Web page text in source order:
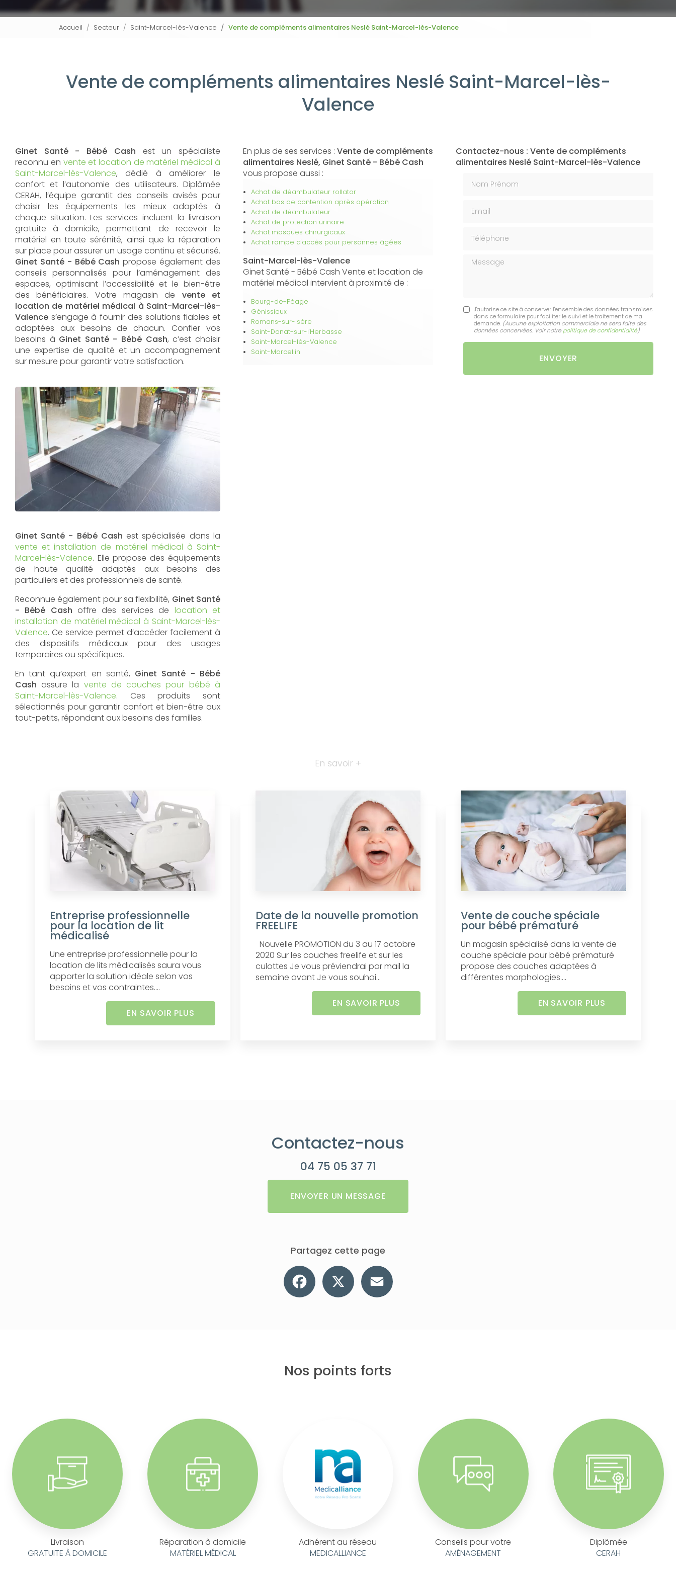
Accueil Secteur Saint-Marcel-lès-Valence Vente de compléments alimentaires Neslé Saint-Marcel-lès-Valence
Vente de compléments alimentaires Neslé Saint-Marcel-lès-
Valence
Ginet Santé - Bébé Cash est un spécialiste
reconnu en vente et location de matériel médical à
Saint-Marcel-lès-Valence, dédié à améliorer le
confort et l’autonomie des utilisateurs. Diplômée
CERAH, l’équipe garantit des conseils avisés pour
choisir les équipements les mieux adaptés à
chaque situation. Les services incluent la livraison
gratuite à domicile, permettant de recevoir le
matériel en toute sérénité, ainsi que la réparation
sur place pour assurer un usage continu et sécurisé.
Ginet Santé - Bébé Cash propose également des
conseils personnalisés pour l’aménagement des
espaces, optimisant l’accessibilité et le bien-être
des bénéficiaires. Votre magasin de vente et
location de matériel médical à Saint-Marcel-lès-
Valence s’engage à fournir des solutions fiables et
adaptées aux besoins de chacun. Confier vos
besoins à Ginet Santé - Bébé Cash, c’est choisir
une expertise de qualité et un accompagnement
sur mesure pour garantir votre satisfaction.
Ginet Santé - Bébé Cash est spécialisée dans la
vente et installation de matériel médical à Saint-
Marcel-lès-Valence. Elle propose des équipements
de haute qualité adaptés aux besoins des
particuliers et des professionnels de santé.
Reconnue également pour sa flexibilité, Ginet Santé
- Bébé Cash offre des services de location et
installation de matériel médical à Saint-Marcel-lès-
Valence. Ce service permet d’accéder facilement à
des dispositifs médicaux pour des usages
temporaires ou spécifiques.
En tant qu’expert en santé, Ginet Santé - Bébé
Cash assure la vente de couches pour bébé à
Saint-Marcel-lès-Valence. Ces produits sont
sélectionnés pour garantir confort et bien-être aux
tout-petits, répondant aux besoins des familles.
En plus de ses services : Vente de compléments
alimentaires Neslé, Ginet Santé - Bébé Cash
vous propose aussi :
Achat de déambulateur rollator
Achat bas de contention après opération
Achat de déambulateur
Achat de protection urinaire
Achat masques chirurgicaux
Achat rampe d'accès pour personnes âgées
Saint-Marcel-lès-Valence
Ginet Santé - Bébé Cash Vente et location de
matériel médical intervient à proximité de :
Bourg-de-Péage
Génissieux
Romans-sur-Isère
Saint-Donat-sur-l'Herbasse
Saint-Marcel-lès-Valence
Saint-Marcellin
Contactez-nous : Vente de compléments
alimentaires Neslé Saint-Marcel-lès-Valence
Message
J'autorise ce site à conserver l'ensemble des données transmises
dans ce formulaire pour faciliter le suivi et le traitement de ma
demande. (Aucune exploitation commerciale ne sera faite des
données concervées. Voir notre politique de confidentialité)
En savoir +
Entreprise professionnelle
pour la location de lit
médicalisé
Une entreprise professionnelle pour la
location de lits médicalisés saura vous
apporter la solution idéale selon vos
besoins et vos contraintes....
EN SAVOIR PLUS
Date de la nouvelle promotion
FREELIFE
Nouvelle PROMOTION du 3 au 17 octobre
2020 Sur les couches freelife et sur les
culottes Je vous préviendrai par mail la
semaine avant Je vous souhai...
EN SAVOIR PLUS
Vente de couche spéciale
pour bébé prématuré
Un magasin spécialisé dans la vente de
couche spéciale pour bébé prématuré
propose des couches adaptées à
différentes morphologies....
EN SAVOIR PLUS
Contactez-nous
04 75 05 37 71
ENVOYER UN MESSAGE
Partagez cette page
Facebook
Nos points forts
Livraison
GRATUITE À DOMICILE
Réparation à domicile
MATÉRIEL MÉDICAL
Adhérent au réseau
MEDICALLIANCE
Conseils pour votre
AMÉNAGEMENT
Diplômée
CERAH